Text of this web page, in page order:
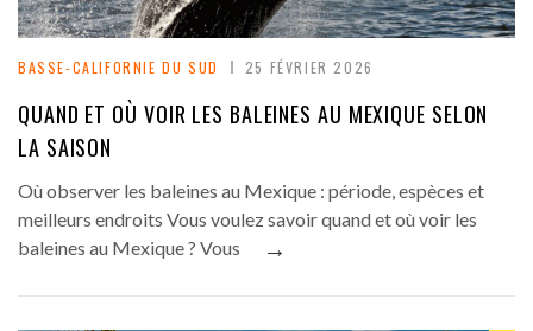
BASSE-CALIFORNIE DU SUD 25 FÉVRIER 2026
QUAND ET OÙ VOIR LES BALEINES AU MEXIQUE SELON
LA SAISON
Où observer les baleines au Mexique : période, espèces et
meilleurs endroits Vous voulez savoir quand et où voir les
baleines au Mexique ? Vous
→